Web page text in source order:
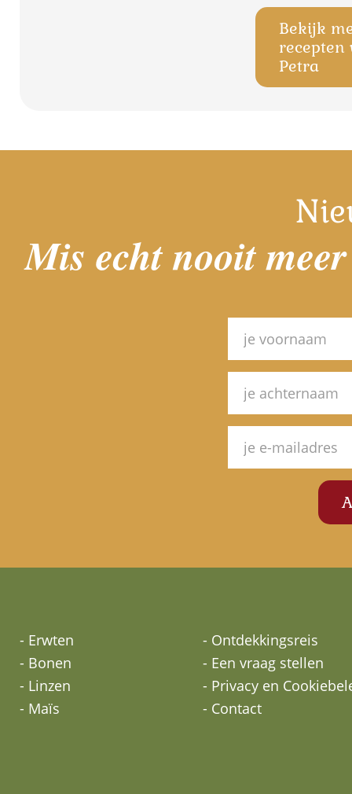
Bekijk
recepten
Petra
Mis echt nooit
- Erwten
- Bonen
- Linzen
- Maïs
- Ontdekkingsreis
- Een vraag stellen
- Privacy en
- Contact